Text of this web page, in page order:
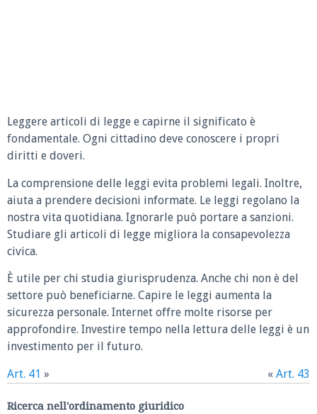
Leggere articoli di legge e capirne il significato è
fondamentale. Ogni cittadino deve conoscere i propri
diritti e doveri.
La comprensione delle leggi evita problemi legali. Inoltre,
aiuta a prendere decisioni informate. Le leggi regolano la
nostra vita quotidiana. Ignorarle può portare a sanzioni.
Studiare gli articoli di legge migliora la consapevolezza
civica.
È utile per chi studia giurisprudenza. Anche chi non è del
settore può beneficiarne. Capire le leggi aumenta la
sicurezza personale. Internet offre molte risorse per
approfondire. Investire tempo nella lettura delle leggi è un
investimento per il futuro.
Art. 41 » « Art. 43
Ricerca nell'ordinamento giuridico